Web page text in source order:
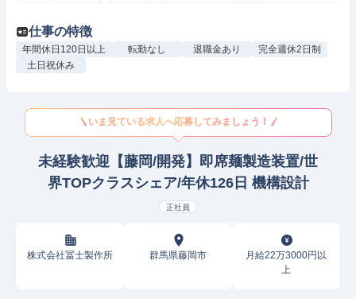
仕事の特徴
年間休日120日以上 転勤なし 退職金あり
完全週休2日制
土日祝休み
いま見ている求人へ応募してみましょう！
未経験歓迎【藤岡/開発】即席麺製造装置/世
界TOPクラスシェア/年休126日 機構設計
正社員
株式会社冨士製作所 群馬県藤岡市
月給22万3000円以
上